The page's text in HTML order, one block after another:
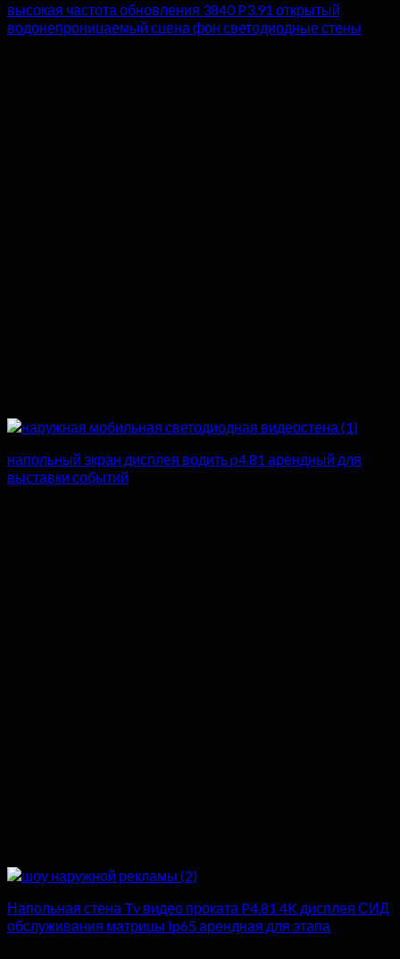
высокая частота обновления 3840 P3.91 открытый
водонепроницаемый сцена фон светодиодные стены
напольный экран дисплея водить p4.81 арендный для
выставки событий
Напольная стена Tv видео проката P4.81 4K дисплея СИД
обслуживания матрицы Ip65 арендная для этапа